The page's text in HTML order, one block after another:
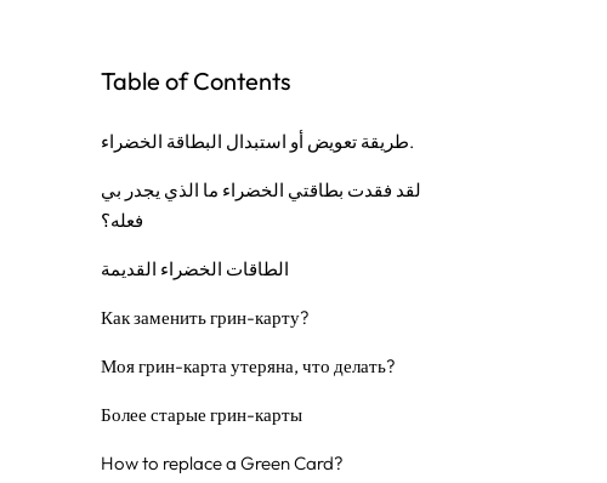
Table of Contents
طريقة تعويض أو استبدال البطاقة الخضراء.
لقد فقدت بطاقتي الخضراء ما الذي يجدر بي
فعله؟
الطاقات الخضراء القديمة
Как заменить грин-карту?
Моя грин-карта утеряна, что делать?
Более старые грин-карты
How to replace a Green Card?